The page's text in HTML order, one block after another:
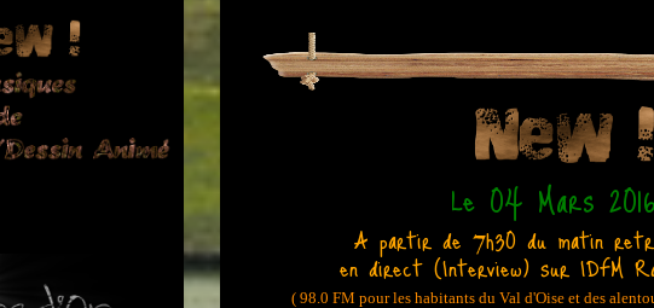
Le 04 Mars
A partir de7h30 du matin
en direct (Interview) sur IDFM
( 98.0 FM pour les habitants du Val d'Oise et des